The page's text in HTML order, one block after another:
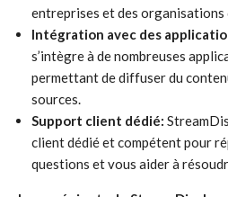
entreprises et des
Intégration avec des
s’intègre à de nombreuses
permettant de diffuser du
sources.
Support client dédié:
client dédié et compétent pour
questions et vous aider à